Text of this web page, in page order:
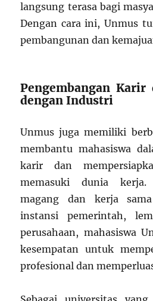
langsung terasa bagi
Dengan cara ini, Unmus
pembangunan dan
Pengembangan Karir
dengan Industri
Unmus juga memiliki
membantu mahasiswa
karir dan
memasuki dunia
magang dan kerja
instansi pemerintah,
perusahaan, mahasiswa
kesempatan untuk
profesional dan